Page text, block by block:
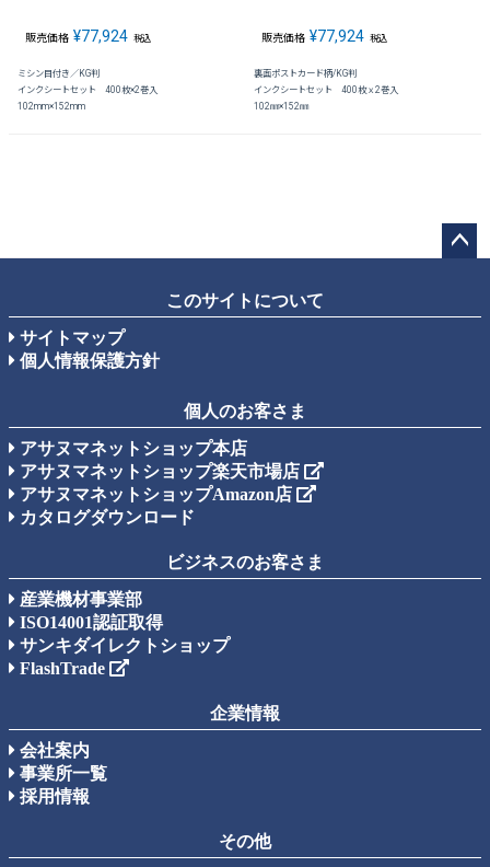
販売価格 ¥77,924 税込
ミシン目付き／KG判
インクシートセット 400枚×2巻入
102mm×152mm
販売価格 ¥77,924 税込
裏面ポストカード柄/KG判
インクシートセット 400枚ｘ2巻入
102㎜×152㎜
ップ
このサイトについて
サイトマップ
個人情報保護方針
個人のお客さま
アサヌマネットショップ本店
アサヌマネットショップ楽天市場店
アサヌマネットショップAmazon店
カタログダウンロード
ビジネスのお客さま
産業機材事業部
ISO14001認証取得
サンキダイレクトショップ
FlashTrade
企業情報
会社案内
事業所一覧
採用情報
その他